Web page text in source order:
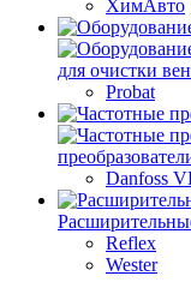
ХимАвто
для очистки
Probat
Danfoss
Reflex
Wester